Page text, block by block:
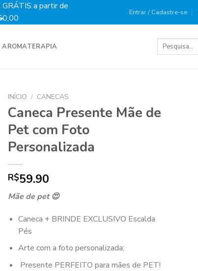
GRÁTIS a partir de
Entrar / Cadastre-se
AROMATERAPIA
Pesquisar
INÍCIO / CANECAS
Caneca Presente Mãe de
Pet com Foto
Personalizada
R$59.90
Mãe de pet 😍
Caneca + BRINDE EXCLUSIVO Escalda
Pés
Arte com a foto personalizada;
Presente PERFEITO para mães de PET!